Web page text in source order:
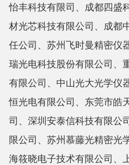
怡丰科技有限司、成都四盛
材光芯科技有限公司、成都
任公司、苏州飞时曼精密仪
瑞光电科技股份有限公司、
有限公司、中山光大光学仪
恒光电有限公司、东莞市皓
司、深圳安泰信科技有限公
限公司、苏州慕藤光精密光
海筱晓电子技术有限公司、